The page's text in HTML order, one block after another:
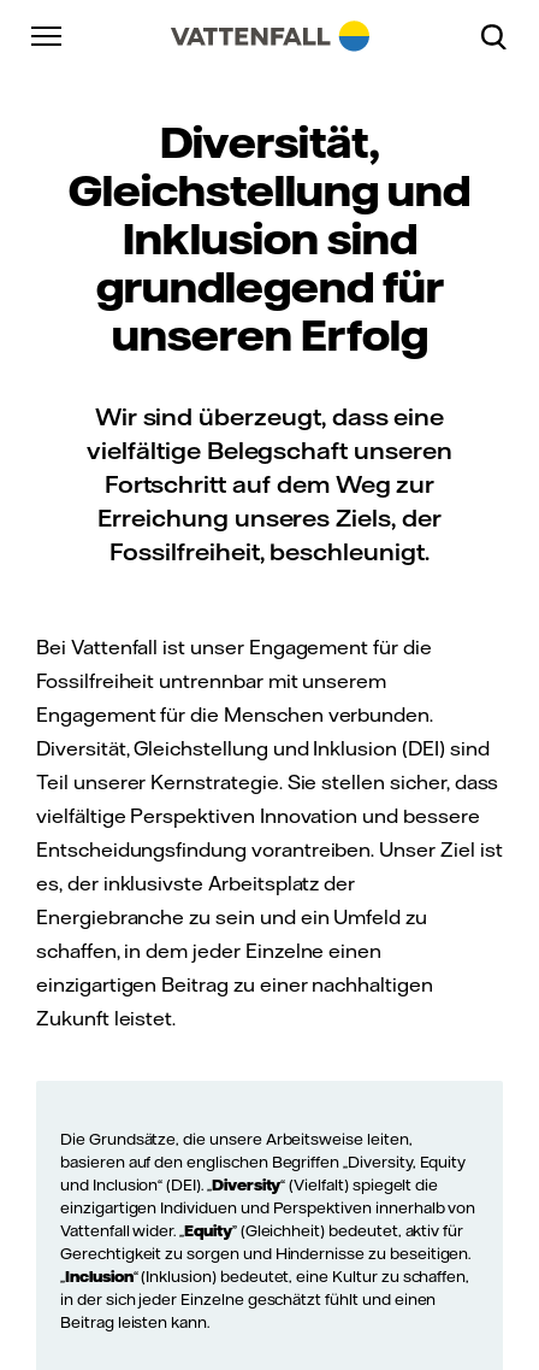
Überspringen
Zurück zur Hauptnavigation
Gehe zur Fußzeile
Diversität,
Gleichstellung und
Inklusion sind
grundlegend für
unseren Erfolg
Wir sind überzeugt, dass eine
vielfältige Belegschaft unseren
Fortschritt auf dem Weg zur
Erreichung unseres Ziels, der
Fossilfreiheit, beschleunigt.
Bei Vattenfall ist unser Engagement für die
Fossilfreiheit untrennbar mit unserem
Engagement für die Menschen verbunden.
Diversität, Gleichstellung und Inklusion (DEI) sind
Teil unserer Kernstrategie. Sie stellen sicher, dass
vielfältige Perspektiven Innovation und bessere
Entscheidungsfindung vorantreiben. Unser Ziel ist
es, der inklusivste Arbeitsplatz der
Energiebranche zu sein und ein Umfeld zu
schaffen, in dem jeder Einzelne einen
einzigartigen Beitrag zu einer nachhaltigen
Zukunft leistet.
Die Grundsätze, die unsere Arbeitsweise leiten,
basieren auf den englischen Begriffen „Diversity, Equity
und Inclusion“ (DEI). „Diversity“ (Vielfalt) spiegelt die
einzigartigen Individuen und Perspektiven innerhalb von
Vattenfall wider. „Equity” (Gleichheit) bedeutet, aktiv für
Gerechtigkeit zu sorgen und Hindernisse zu beseitigen.
„Inclusion“ (Inklusion) bedeutet, eine Kultur zu schaffen,
in der sich jeder Einzelne geschätzt fühlt und einen
Beitrag leisten kann.
Zurück zur Hauptnavigation